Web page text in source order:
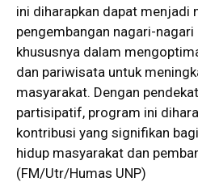
ini diharapkan dapat menjadi
pengembangan nagari-
khususnya dalam
dan pariwisata untuk
masyarakat. Dengan
partisipatif, program ini
kontribusi yang signifikan
hidup masyarakat dan
(FM/Utr/Humas UNP)